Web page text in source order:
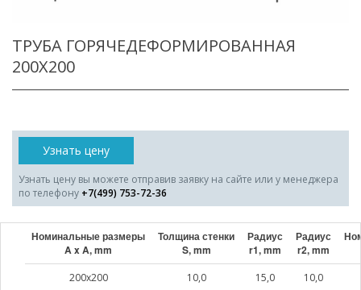
ТРУБА ГОРЯЧЕДЕФОРМИРОВАННАЯ
200X200
Узнать цену
Узнать цену вы можете отправив заявку на сайте или у менеджера
по телефону +7(499) 753-72-36
Номинальные размеры
A x A, mm
Толщина стенки
S, mm
Радиус
r1, mm
Радиус
r2, mm
200x200 10,0 15,0 10,0